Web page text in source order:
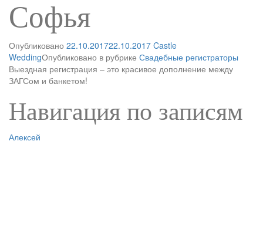
Софья
Опубликовано 22.10.201722.10.2017 Castle
WeddingОпубликовано в рубрике Свадебные регистраторы
Выездная регистрация – это красивое дополнение между
ЗАГСом и банкетом!
Навигация по записям
Алексей